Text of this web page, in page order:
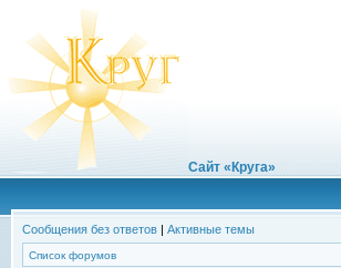
Сайт «Круга»
Сообщения без ответов | Активные темы
Список форумов